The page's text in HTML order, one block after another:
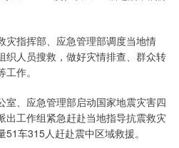
指挥部、应急管理部调度当地情
织人员搜救，做好灾情排查、群众转
作。
、应急管理部启动国家地震灾害四
出工作组紧急赶赴当地指导抗震救灾
车315人赶赴震中区域救援。